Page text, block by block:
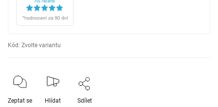
Kód: Zvolte variantu
Zeptat se Hlídat Sdílet